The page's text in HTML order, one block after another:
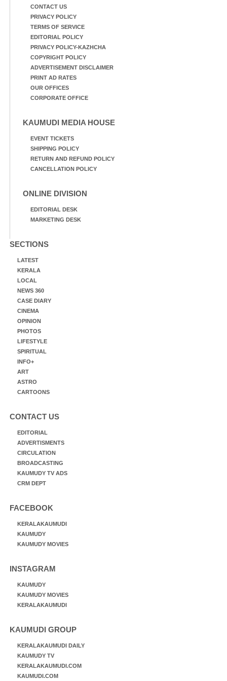
CONTACT US
PRIVACY POLICY
TERMS OF SERVICE
EDITORIAL POLICY
PRIVACY POLICY-KAZHCHA
COPYRIGHT POLICY
ADVERTISEMENT DISCLAIMER
PRINT AD RATES
OUR OFFICES
CORPORATE OFFICE
KAUMUDI MEDIA HOUSE
EVENT TICKETS
SHIPPING POLICY
RETURN AND REFUND POLICY
CANCELLATION POLICY
ONLINE DIVISION
EDITORIAL DESK
MARKETING DESK
SECTIONS
LATEST
KERALA
LOCAL
NEWS 360
CASE DIARY
CINEMA
OPINION
PHOTOS
LIFESTYLE
SPIRITUAL
INFO+
ART
ASTRO
CARTOONS
CONTACT US
EDITORIAL
ADVERTISMENTS
CIRCULATION
BROADCASTING
KAUMUDY TV ADS
CRM DEPT
FACEBOOK
KERALAKAUMUDI
KAUMUDY
KAUMUDY MOVIES
INSTAGRAM
KAUMUDY
KAUMUDY MOVIES
KERALAKAUMUDI
KAUMUDI GROUP
KERALAKAUMUDI DAILY
KAUMUDY TV
KERALAKAUMUDI.COM
KAUMUDI.COM